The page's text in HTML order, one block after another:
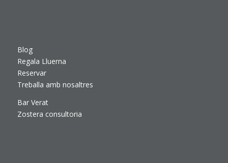
Blog
Regala Lluerna
Reservar
Treballa amb nosaltres
Bar Verat
Zostera consultoria